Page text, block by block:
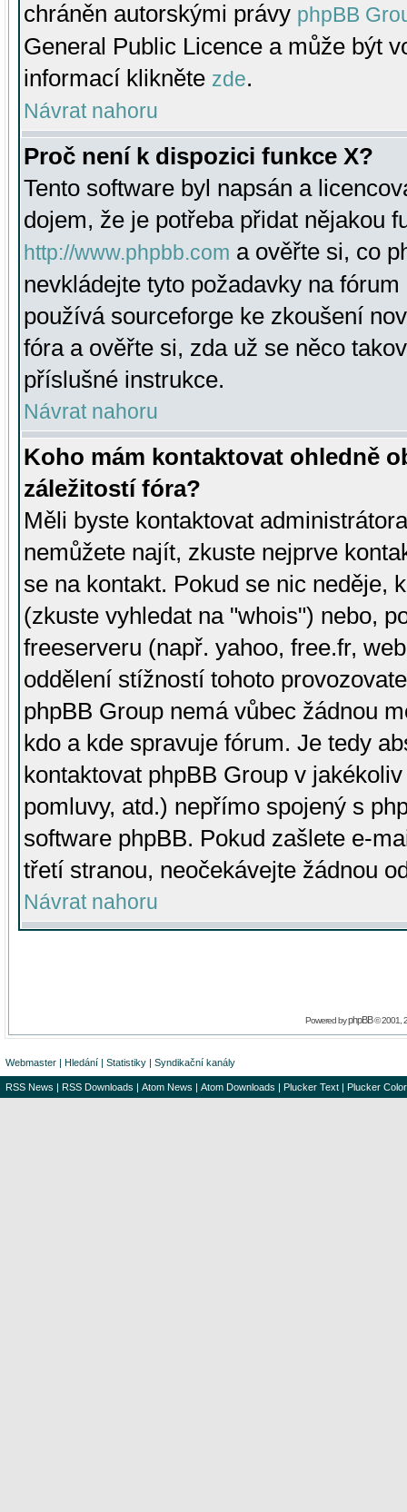
chráněn autorskými právy phpBB
General Public Licence a může být
informací klikněte zde.
Návrat nahoru
Proč není k dispozici funkce X?
Tento software byl napsán a
dojem, že je potřeba přidat nějakou
http://www.phpbb.com a ověřte si, co
nevkládejte tyto požadavky na
používá sourceforge ke zkoušení
fóra a ověřte si, zda už se něco
příslušné instrukce.
Návrat nahoru
Koho mám kontaktovat ohledně
záležitostí fóra?
Měli byste kontaktovat
nemůžete najít, zkuste nejprve
se na kontakt. Pokud se nic neděje,
(zkuste vyhledat na "whois") nebo,
freeserveru (např. yahoo, free.fr,
oddělení stížností tohoto
phpBB Group nemá vůbec žádnou
kdo a kde spravuje fórum. Je tedy
kontaktovat phpBB Group v
pomluvy, atd.) nepřímo spojený s
software phpBB. Pokud zašlete e-
třetí stranou, neočekávejte žádnou
Návrat nahoru
Powered byphpBB© 2001,
Webmaster | Hledání | Statistiky | Syndikační kanály
RSS News | RSS Downloads | Atom News | Atom Downloads | Plucker Text | Plucker Color